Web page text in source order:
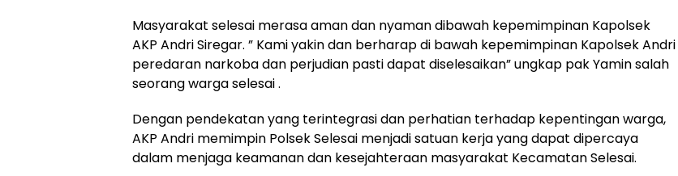
Masyarakat selesai merasa aman dan nyaman dibawah kepemimpinan Kapolsek
AKP Andri Siregar. ” Kami yakin dan berharap di bawah kepemimpinan Kapolsek Andri
peredaran narkoba dan perjudian pasti dapat diselesaikan” ungkap pak Yamin salah
seorang warga selesai .
Dengan pendekatan yang terintegrasi dan perhatian terhadap kepentingan warga,
AKP Andri memimpin Polsek Selesai menjadi satuan kerja yang dapat dipercaya
dalam menjaga keamanan dan kesejahteraan masyarakat Kecamatan Selesai.